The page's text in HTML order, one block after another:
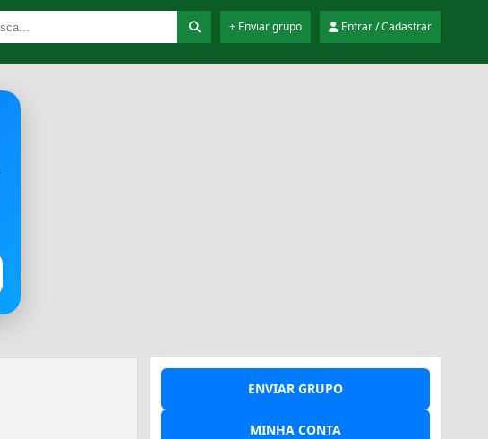
Entrar / Cadastrar
+ Enviar grupo
ENVIAR GRUPO
MINHA CONTA